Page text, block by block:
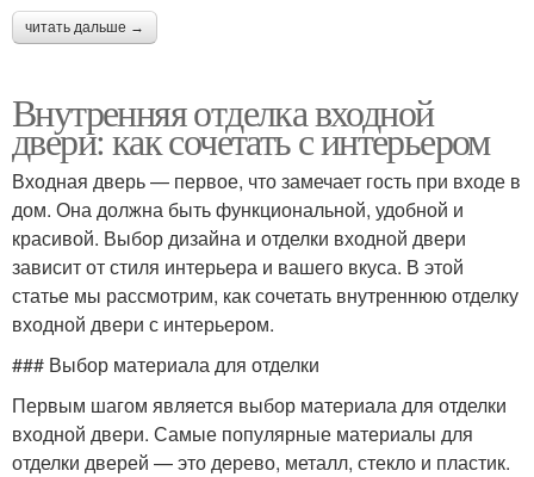
читать дальше →
Внутренняя отделка входной
двери: как сочетать с интерьером
Входная дверь — первое, что замечает гость при входе в
дом. Она должна быть функциональной, удобной и
красивой. Выбор дизайна и отделки входной двери
зависит от стиля интерьера и вашего вкуса. В этой
статье мы рассмотрим, как сочетать внутреннюю отделку
входной двери с интерьером.
### Выбор материала для отделки
Первым шагом является выбор материала для отделки
входной двери. Самые популярные материалы для
отделки дверей — это дерево, металл, стекло и пластик.